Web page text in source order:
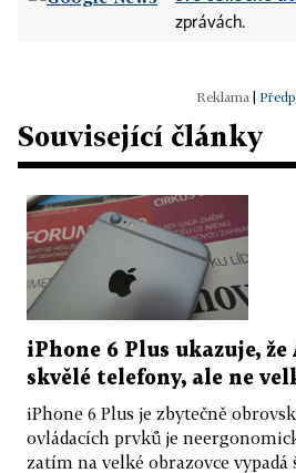
zprávách.
Související články
iPhone 6 Plus ukazuje, že
skvělé telefony, ale ne
iPhone 6 Plus je zbytečně
ovládacích prvků je
zatím na velké obrazovce vypadá